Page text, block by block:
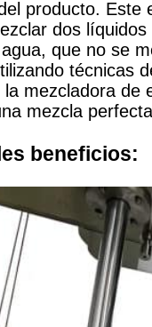
producto. Este
dos líquidos
que no se
técnicas
mezcladora de
mezcla
beneficios: